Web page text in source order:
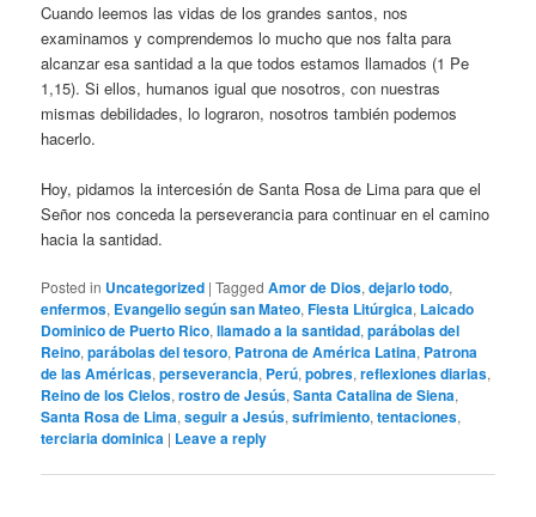
Cuando leemos las vidas de los grandes santos, nos
examinamos y comprendemos lo mucho que nos falta para
alcanzar esa santidad a la que todos estamos llamados (1 Pe
1,15). Si ellos, humanos igual que nosotros, con nuestras
mismas debilidades, lo lograron, nosotros también podemos
hacerlo.
Hoy, pidamos la intercesión de Santa Rosa de Lima para que el
Señor nos conceda la perseverancia para continuar en el camino
hacia la santidad.
Posted in Uncategorized |Tagged Amor de Dios,dejarlo todo,
enfermos, Evangelio según san Mateo,Fiesta Litúrgica, Laicado
Dominico de Puerto Rico,llamado a la santidad,parábolas del
Reino,parábolas del tesoro, Patrona de América Latina, Patrona
de las Américas,perseverancia, Perú,pobres,reflexiones diarias,
Reino de los Cielos,rostro de Jesús,Santa Catalina de Siena,
Santa Rosa de Lima,seguir a Jesús,sufrimiento,tentaciones,
terciaria dominica | Leave a reply